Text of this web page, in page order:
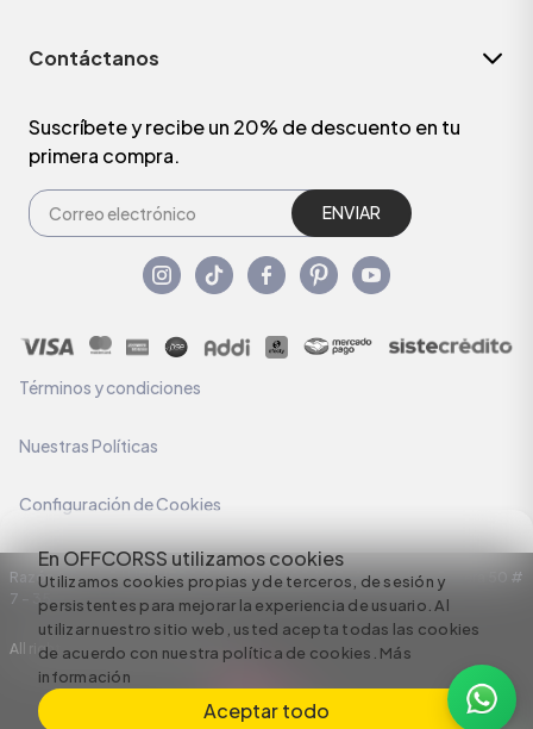
En OFFCORSS utilizamos cookies
Utilizamos cookies propias y de terceros, de sesión y
persistentes para mejorar la experiencia de usuario. Al
utilizar nuestro sitio web, usted acepta todas las cookies
de acuerdo con nuestra política de cookies. Más
información
Aceptar todo
Contáctanos
Suscríbete y recibe un 20% de descuento en tu
primera compra.
ENVIAR
Términos y condiciones
Nuestras Políticas
Configuración de Cookies
Razón Social: C.I HERMECO S.A. NIT: 890924167-6 Dirección: Carrera 50 #
7 – 35
All rights reserved empowered by